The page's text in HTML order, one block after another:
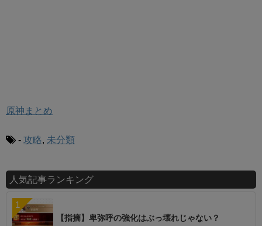
原神まとめ
- 攻略, 未分類
人気記事ランキング
【指摘】卑弥呼の強化はぶっ壊れじゃない？